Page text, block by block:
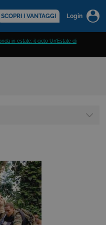
SCOPRI I VANTAGGI Login
in estate: il ciclo Un’Estate di